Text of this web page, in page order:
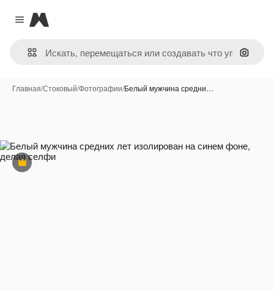
Close menu
Magnific
Поиск
Главная/Стоковый/Фотографии/Белый мужчина средни…
Премиум